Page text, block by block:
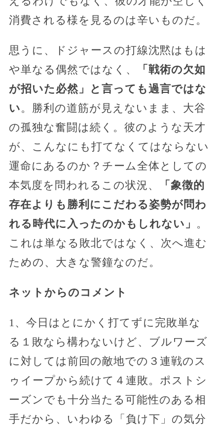
消費される様を見るのは辛いものだ。
思うに、ドジャースの打線沈黙はもは
や単なる偶然ではなく、
「戦術の欠如
が招いた必然」と言っても過言ではな
い。勝利の道筋が見えないまま、大谷
の孤独な奮闘は続く。彼のような天才
が、こんなにも打てなくてはならない
運命にあるのか？チーム全体としての
本気度を問われるこの状況、
「象徴的
存在よりも勝利にこだわる姿勢が問わ
れる時代に入ったのかもしれない」 。
これは単なる敗北ではなく、次へ進む
ための、大きな警鐘なのだ。
ネットからのコメント
1、今日はとにかく打てずに完敗単な
る１敗なら構わないけど、ブルワーズ
に対しては前回の敵地での３連戦のス
ゥイープから続けて４連敗。ポストシ
ーズンでも十分当たる可能性のある相
手だから、いわゆる「負け下」の気分